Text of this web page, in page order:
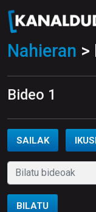
Nahieran >
Bideo 1
SAILAK
BILATU